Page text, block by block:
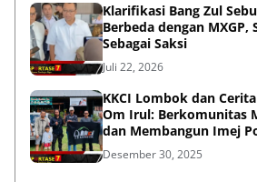
Klarifikasi Bang Zul
Berbeda dengan MXGP,
Sebagai Saksi
Juli 22, 2026
KKCI Lombok dan
Om Irul: Berkomunitas
dan Membangun Imej
Desember 30, 2025